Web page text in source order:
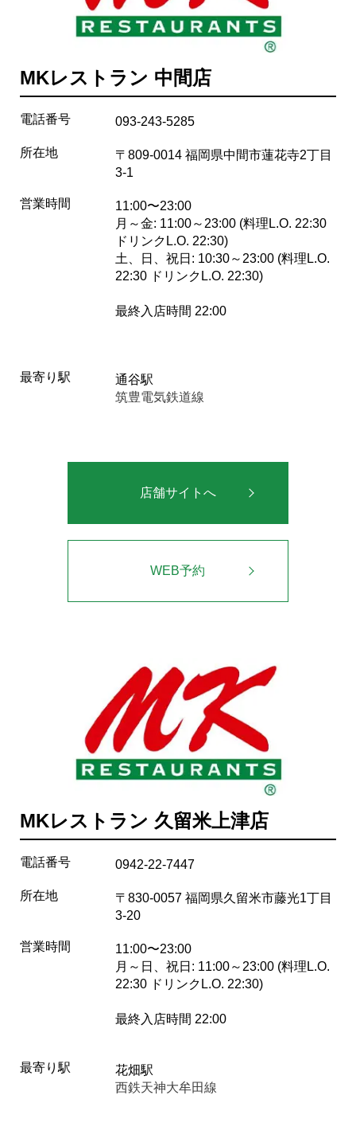
MKレストラン 中間店
電話番号 093-243-5285
所在地
〒809-0014 福岡県中間市蓮花寺2丁目
3-1
営業時間
11:00〜23:00
月～金: 11:00～23:00 (料理L.O. 22:30
ドリンクL.O. 22:30)
土、日、祝日: 10:30～23:00 (料理L.O.
22:30 ドリンクL.O. 22:30)
最終入店時間 22:00
最寄り駅
通谷駅
筑豊電気鉄道線
店舗サイトへ
WEB予約
MKレストラン 久留米上津店
電話番号 0942-22-7447
所在地
〒830-0057 福岡県久留米市藤光1丁目
3-20
営業時間
11:00〜23:00
月～日、祝日: 11:00～23:00 (料理L.O.
22:30 ドリンクL.O. 22:30)
最終入店時間 22:00
最寄り駅
花畑駅
西鉄天神大牟田線